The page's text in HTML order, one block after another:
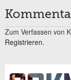
Zum Verfassen von
Registrieren.